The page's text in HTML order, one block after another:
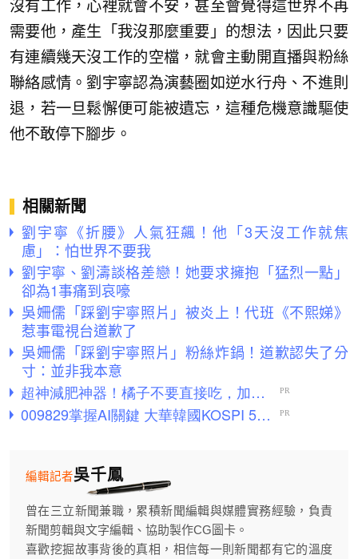
沒有工作，心裡就會不安，甚至會覺得這世界不再
需要他，產生「我沒那麼重要」的想法，因此只要
有連續幾天沒工作的空檔，就會主動開直播與粉絲
聯絡感情。劉宇寧認為演藝圈如逆水行舟、不進則
退，若一旦鬆懈便可能被遺忘，這種危機意識驅使
他不敢停下腳步。
相關新聞
劉宇寧《折腰》人氣狂飆！他「3天沒工作就焦
慮」：怕世界不要我
劉宇寧、劉濤談格差戀！她要求擁抱「猛烈一點」
卻為1事痛到哀嚎
吳姍儒「踩劉宇寧照片」被炎上！代班《不熙娣》
惹事電視台道歉了
吳姍儒「踩劉宇寧照片」粉絲炸鍋！道歉認失了分
寸：並非我本意
吳千鳳
編輯記者
曾在三立新聞兼職，累積新聞編輯與媒體實務經驗，負責
新聞剪輯與文字編輯、協助製作CG圖卡。
喜歡挖掘故事背後的真相，相信每一則新聞都有它的溫度